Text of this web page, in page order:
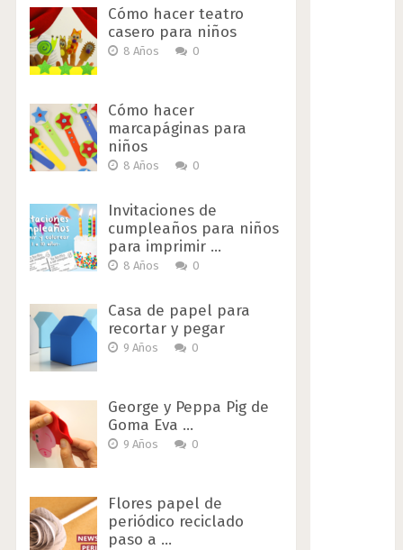
Cómo hacer teatro
casero para niños
8 Años 0
Cómo hacer
marcapáginas para
niños
8 Años 0
Invitaciones de
cumpleaños para niños
para imprimir …
8 Años 0
Casa de papel para
recortar y pegar
9 Años 0
George y Peppa Pig de
Goma Eva …
9 Años 0
Flores papel de
periódico reciclado
paso a …